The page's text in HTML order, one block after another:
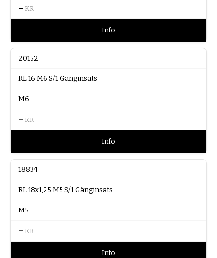
– KR
Info
20152
RL 16 M6 S/1 Gänginsats
M6
– KR
Info
18834
RL 18x1,25 M5 S/1 Gänginsats
M5
– KR
Info